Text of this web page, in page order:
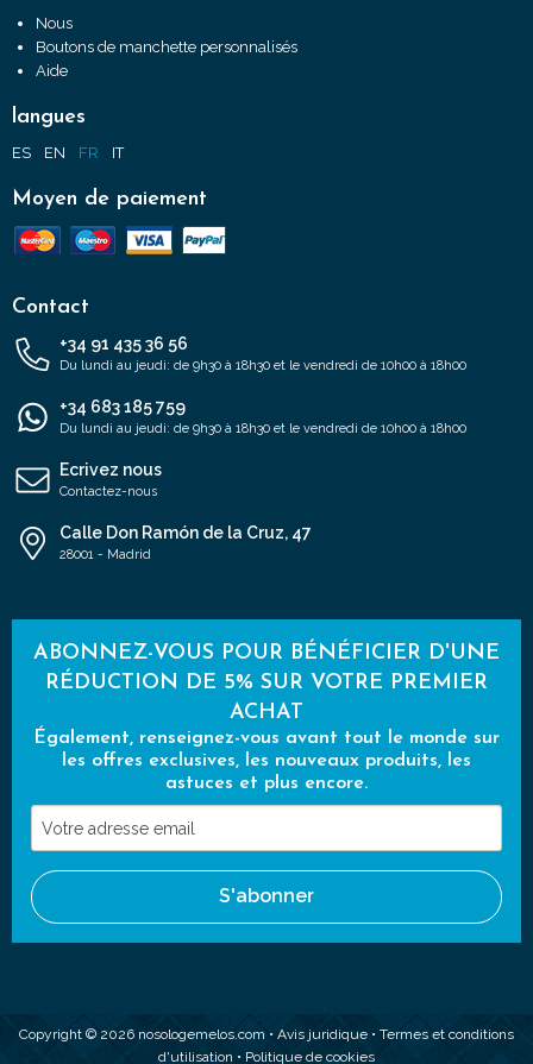
Nous
Boutons de manchette personnalisés
Aide
langues
ES EN FR IT
Moyen de paiement
Contact
+34 91 435 36 56
Du lundi au jeudi: de 9h30 à 18h30 et le vendredi de 10h00 à 18h00
+34 683 185 759
Du lundi au jeudi: de 9h30 à 18h30 et le vendredi de 10h00 à 18h00
Ecrivez nous
Contactez-nous
Calle Don Ramón de la Cruz, 47
28001 - Madrid
ABONNEZ-VOUS POUR BÉNÉFICIER D'UNE
RÉDUCTION DE 5% SUR VOTRE PREMIER
ACHAT
Également, renseignez-vous avant tout le monde sur
les offres exclusives, les nouveaux produits, les
astuces et plus encore.
Votre
adresse
email
S'abonner
Copyright © 2026 nosologemelos.com • Avis juridique • Termes et conditions
d'utilisation • Politique de cookies